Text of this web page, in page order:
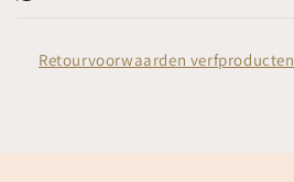
Retourvoorwaarden verfproducten